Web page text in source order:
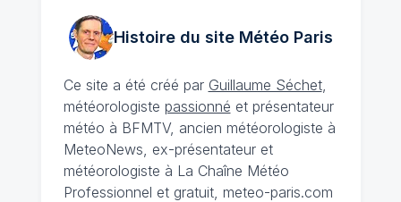
Histoire du site MétéoParis
Ce site a été créé par Guillaume Séchet,
météorologiste passionné et présentateur
météo à BFMTV, ancien météorologiste à
MeteoNews, ex-présentateur et
météorologiste à La Chaîne Météo
Professionnel et gratuit, meteo-paris.com